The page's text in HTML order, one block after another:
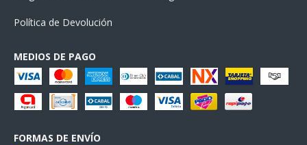
Política de Devolución
MEDIOS DE PAGO
FORMAS DE ENVÍO